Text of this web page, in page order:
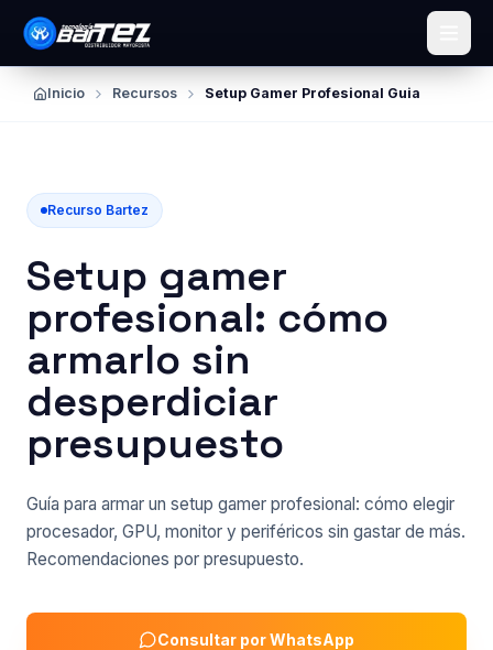
Ir al contenido principal
Inicio Recursos Setup Gamer Profesional Guia
Recurso Bartez
Setup gamer
profesional: cómo
armarlo sin
desperdiciar
presupuesto
Guía para armar un setup gamer profesional: cómo elegir
procesador, GPU, monitor y periféricos sin gastar de más.
Recomendaciones por presupuesto.
Consultar por WhatsApp